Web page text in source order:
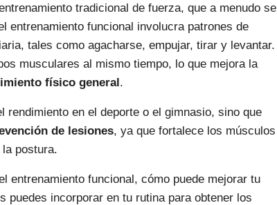
tradicional de fuerza, que a menudo se
entrenamiento funcional involucra patrones de
tales como agacharse, empujar, tirar y levantar.
musculares al mismo tiempo, lo que mejora la
físico general.
rendimiento en el deporte o el gimnasio, sino que
de lesiones, ya que fortalece los músculos
postura.
entrenamiento funcional, cómo puede mejorar tu
puedes incorporar en tu rutina para obtener los